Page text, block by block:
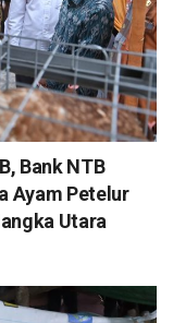
Bank NTB
Ayam Petelur
Utara